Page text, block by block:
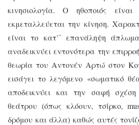
κινησιολογία. Ο ηθοποιός
εκμεταλλεύεται την κίνηση.
είναι το κατ’΄ επανάληψη
αναδεικνύει εντονότερα την
θεωρία του Αντονέν Αρτώ στον
εισάγει το λεγόμενο «σωματικό
αποδεικνύει και την σαφή
θεάτρου (όπως κλόουν, τσίρκο,
δρόμου και άλλα) καθώς αυτές